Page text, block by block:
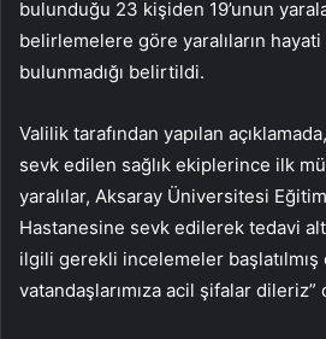
bulunduğu 23 kişiden 19’unun
belirlemelere göre yaralıların
bulunmadığı belirtildi.
Valilik tarafından yapılan
sevk edilen sağlık ekiplerince ilk
yaralılar, Aksaray Üniversitesi
Hastanesine sevk edilerek tedavi
ilgili gerekli incelemeler başlatılmış
vatandaşlarımıza acil şifalar dileriz”